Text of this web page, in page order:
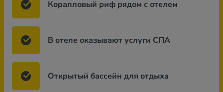
Коралловый риф рядом с отелем
В отеле оказывают услуги СПА
Открытый бассейн для отдыха